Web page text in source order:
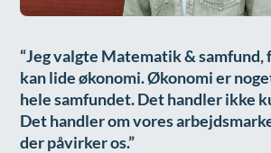
Jeg valgte Matematik & samfund,
kan lide økonomi. Økonomi er
hele samfundet. Det handler ikke
Det handler om vores
der påvirker os.